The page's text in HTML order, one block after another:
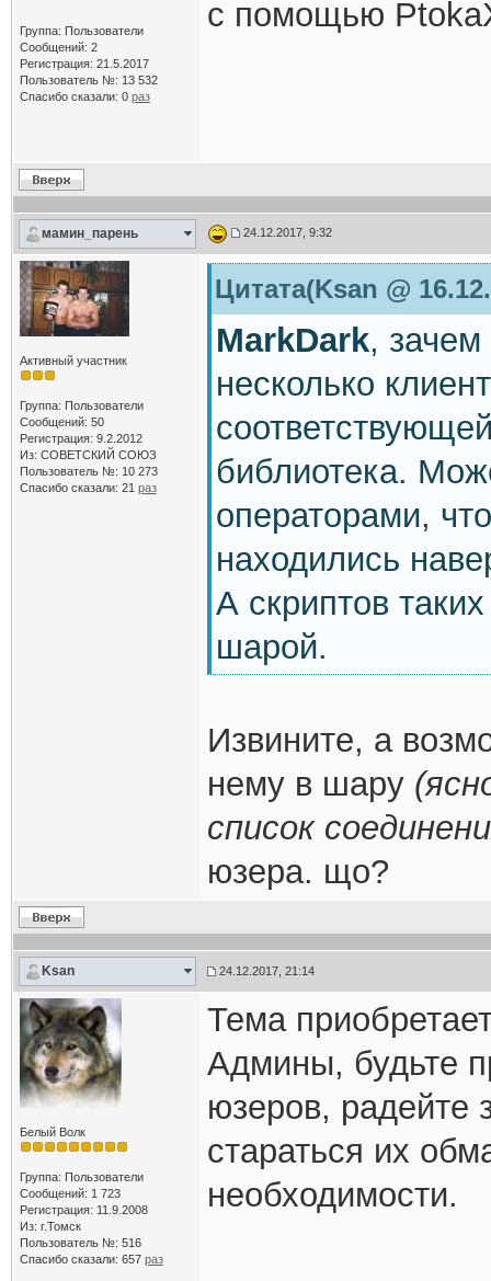
Группа: Пользователи
Сообщений: 2
Регистрация: 21.5.2017
Пользователь №: 13 532
Спасибо сказали: 0 раз
с помощью
мамин_парень 24.12.2017, 9:32
Активный участник
Группа: Пользователи
Сообщений: 50
Регистрация: 9.2.2012
Из: СОВЕТСКИЙ СОЮЗ
Пользователь №: 10 273
Спасибо сказали: 21 раз
Цитата(Ksan @
MarkDark, зачем
несколько
библиотека.
операторами,
находились
А скриптов
шарой.
Извините, а
нему в шару
список
юзера. що?
Ksan 24.12.2017, 21:14
Белый Волк
Группа: Пользователи
Сообщений: 1 723
Регистрация: 11.9.2008
Из: г.Томск
Пользователь №: 516
Спасибо сказали: 657 раз
Тема
Админы, будьте
юзеров, радейте
стараться их
необходимости.